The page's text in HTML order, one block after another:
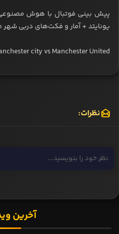
پیش بینی فوتبال با هوش
یونایتد + آمار و فکت‌های دربی
city vs Manchester United
نظرات:
آخرین